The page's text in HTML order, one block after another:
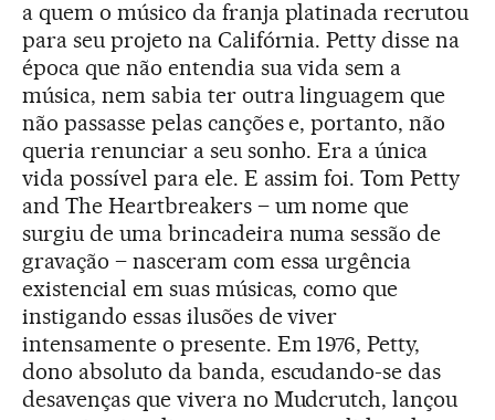
a quem o músico da franja platinada recrutou
para seu projeto na Califórnia. Petty disse na
época que não entendia sua vida sem a
música, nem sabia ter outra linguagem que
não passasse pelas canções e, portanto, não
queria renunciar a seu sonho. Era a única
vida possível para ele. E assim foi. Tom Petty
and The Heartbreakers – um nome que
surgiu de uma brincadeira numa sessão de
gravação – nasceram com essa urgência
existencial em suas músicas, como que
instigando essas ilusões de viver
intensamente o presente. Em 1976, Petty,
dono absoluto da banda, escudando-se das
desavenças que vivera no Mudcrutch, lançou